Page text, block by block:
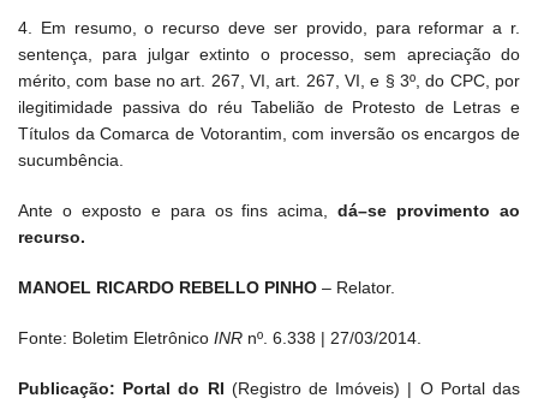
4. Em resumo, o recurso deve ser provido, para reformar a r.
sentença, para julgar extinto o processo, sem apreciação do
mérito, com base no art. 267, VI, art. 267, VI, e § 3º, do CPC, por
ilegitimidade passiva do réu Tabelião de Protesto de Letras e
Títulos da Comarca de Votorantim, com inversão os encargos de
sucumbência.
Ante o exposto e para os fins acima,dá–se provimento ao
recurso.
MANOEL RICARDO REBELLO PINHO – Relator.
Fonte: Boletim Eletrônico INR nº. 6.338 | 27/03/2014.
Publicação: Portal do RI (Registro de Imóveis) | O Portal das